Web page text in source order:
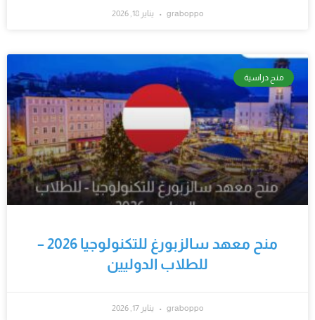
graboppo يناير 18, 2026
منح دراسية
منح معهد سالزبورغ للتكنولوجيا 2026 –
للطلاب الدوليين
graboppo يناير 17, 2026